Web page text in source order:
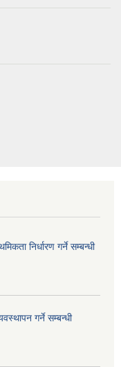
निर्धारण गर्ने सम्बन्धी
गर्ने सम्बन्धी